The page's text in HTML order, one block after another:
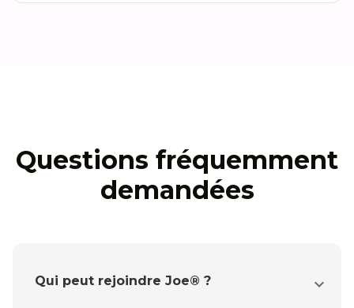
Questions fréquemment
demandées
Qui peut rejoindre Joe® ? expand_more